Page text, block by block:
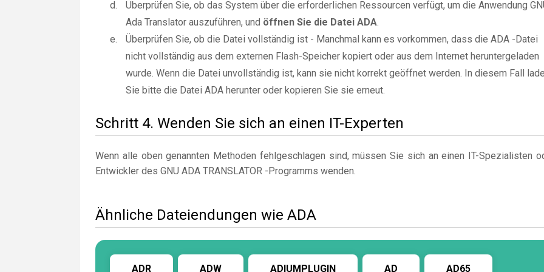
Überprüfen Sie, ob das System über die erforderlichen Ressourcen verfügt, um die Anwendung
Ada Translator auszuführen, und öffnen Sie die Datei ADA.
Überprüfen Sie, ob die Datei vollständig ist - Manchmal kann es vorkommen, dass die ADA -Datei
nicht vollständig aus dem externen Flash-Speicher kopiert oder aus dem Internet heruntergeladen
wurde. Wenn die Datei unvollständig ist, kann sie nicht korrekt geöffnet werden. In diesem Fall
Sie bitte die Datei ADA herunter oder kopieren Sie sie erneut.
Schritt 4. Wenden Sie sich an einen IT-Experten
Wenn alle oben genannten Methoden fehlgeschlagen sind, müssen Sie sich an einen IT-Spezialisten
Entwickler des GNU ADA TRANSLATOR -Programms wenden.
Ähnliche Dateiendungen wie ADA
ADR ADW ADIUMPLUGIN AD AD65